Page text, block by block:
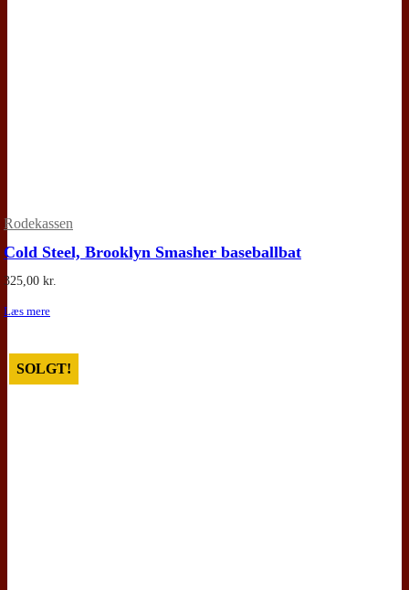
Rodekassen
Cold Steel, Brooklyn Smasher baseballbat
325,00 kr.
Læs mere
SOLGT!